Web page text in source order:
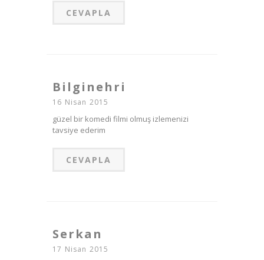
CEVAPLA
Bilginehri
16 Nisan 2015
güzel bir komedi filmi olmuş izlemenizi
tavsiye ederim
CEVAPLA
Serkan
17 Nisan 2015